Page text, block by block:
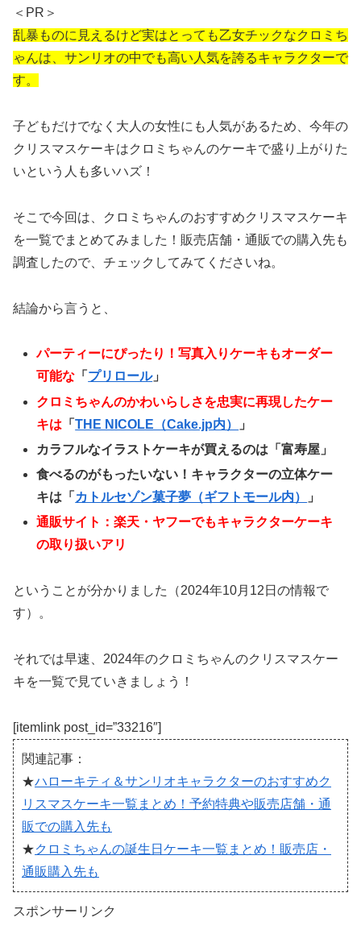
＜PR＞
乱暴ものに見えるけど実はとっても乙女チックなクロミち
ゃんは、サンリオの中でも高い人気を誇るキャラクターで
す。
子どもだけでなく大人の女性にも人気があるため、今年の
クリスマスケーキはクロミちゃんのケーキで盛り上がりた
いという人も多いハズ！
そこで今回は、クロミちゃんのおすすめクリスマスケーキ
を一覧でまとめてみました！販売店舗・通販での購入先も
調査したので、チェックしてみてくださいね。
結論から言うと、
パーティーにぴったり！写真入りケーキもオーダー
可能な 「 プリロール」
クロミちゃんのかわいらしさを忠実に再現したケー
キは 「THE NICOLE（Cake.jp内）
」
カラフルなイラストケーキが買えるのは「富寿屋」
食べるのがもったいない！キャラクターの立体ケー
キは「 カトルセゾン菓子夢（ギフトモール内）
」
通販サイト：楽天・ヤフーでもキャラクターケーキ
の取り扱いアリ
ということが分かりました（2024年10月12日の情報で
す）。
それでは早速、2024年のクロミちゃんのクリスマスケー
キを一覧で見ていきましょう！
[itemlink post_id=”33216″]
関連記事：
★ハローキティ＆サンリオキャラクターのおすすめク
リスマスケーキ一覧まとめ！予約特典や販売店舗・通
販での購入先も
★クロミちゃんの誕生日ケーキ一覧まとめ！販売店・
通販購入先も
スポンサーリンク